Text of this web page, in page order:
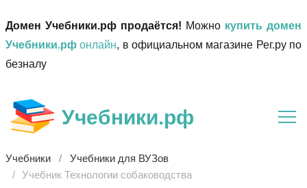
Домен Учебники.рф продаётся! Можно купить домен
Учебники.рф онлайн, в официальном магазине Рег.ру по
безналу
Учебники.рф
Учебники
Учебники для ВУЗов
Учебник Технологии собаководства